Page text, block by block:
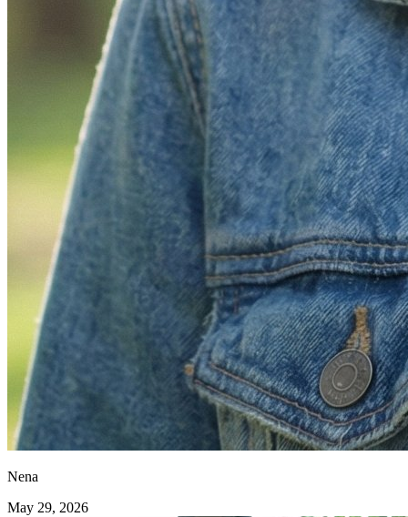
Nena
May 29, 2026